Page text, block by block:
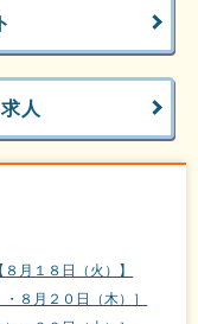
人
月１８日（火）】
８月２０日（木）］